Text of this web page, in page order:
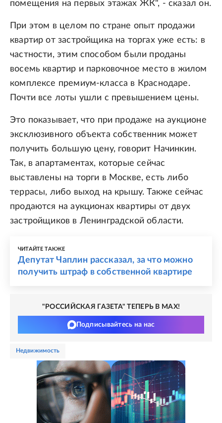
помещения на первых этажах ЖК", - сказал он.
При этом в целом по стране опыт продажи
квартир от застройщика на торгах уже есть: в
частности, этим способом были проданы
восемь квартир и парковочное место в жилом
комплексе премиум-класса в Краснодаре.
Почти все лоты ушли с превышением цены.
Это показывает, что при продаже на аукционе
эксклюзивного объекта собственник может
получить большую цену, говорит Начинкин.
Так, в апартаментах, которые сейчас
выставлены на торги в Москве, есть либо
террасы, либо выход на крышу. Также сейчас
продаются на аукционах квартиры от двух
застройщиков в Ленинградской области.
ЧИТАЙТЕ ТАКЖЕ
Депутат Чаплин рассказал, за что можно
получить штраф в собственной квартире
"РОССИЙСКАЯ ГАЗЕТА" ТЕПЕРЬ В MAX!
Подписывайтесь на нас
недвижимость